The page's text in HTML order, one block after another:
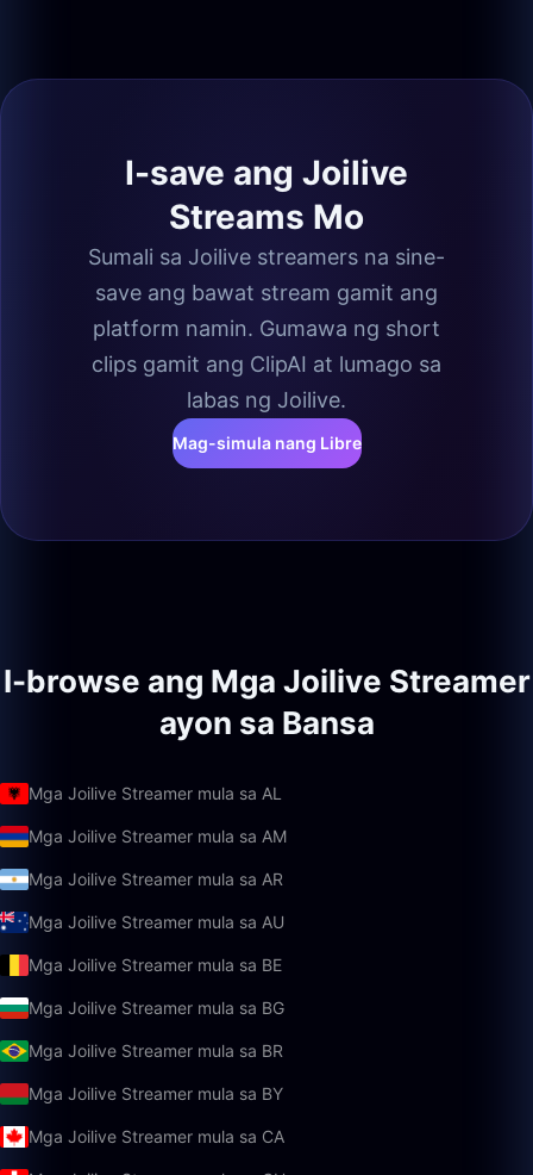
I-save ang Joilive
Streams Mo
Sumali sa Joilive streamers na sine-
save ang bawat stream gamit ang
platform namin. Gumawa ng short
clips gamit ang ClipAI at lumago sa
labas ng Joilive.
Mag-simula nang Libre
I-browse ang Mga Joilive Streamer
ayon sa Bansa
Mga Joilive Streamer mula sa AL
Mga Joilive Streamer mula sa AM
Mga Joilive Streamer mula sa AR
Mga Joilive Streamer mula sa AU
Mga Joilive Streamer mula sa BE
Mga Joilive Streamer mula sa BG
Mga Joilive Streamer mula sa BR
Mga Joilive Streamer mula sa BY
Mga Joilive Streamer mula sa CA